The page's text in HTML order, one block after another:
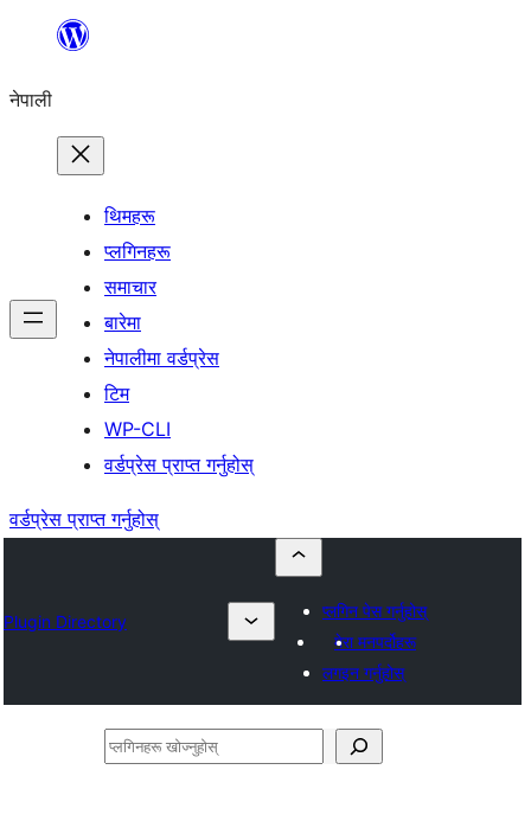
सामग्रीमा
नेपाली
थिमहरू
प्लगिनहरू
समाचार
बारेमा
नेपालीमा वर्डप्रेस
टिम
WP-CLI
वर्डप्रेस प्राप्त गर्नुहोस्
वर्डप्रेस प्राप्त गर्नुहोस्
Plugin Directory
प्लगिन पेस गर्नुहोस्
मेरा मनपर्दोहरू
लगइन गर्नुहोस्
प्लगिनहरू